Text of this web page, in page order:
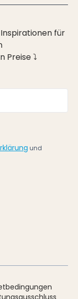
für
Preise ⤵
und